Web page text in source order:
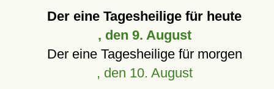
Der eine Tagesheilige für heute
, den 9. August
Der eine Tagesheilige für morgen
, den 10. August